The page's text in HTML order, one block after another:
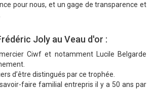
pour nous, et un gage de transparence et
Joly au Veau d'or :
Ciwf et notamment Lucile Belgarde
d’être distingués par ce trophée.
faire familial entrepris il y a 50 ans par